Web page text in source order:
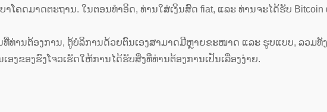
ໂຄດມາດຕະຖານ. ໃນຕອນທຳອິດ, ທ່ານໃສ່ເງິນສົດ fiat, ແລະ ທ່ານຈະໄດ້ຮັບ Bitcoin
ທ່ານຕ້ອງການ, ຕູ້ບໍລິການດ້ວຍຕົນເອງສາມາດມີຫຼາຍຂະໜາດ ແລະ ຮູບແບບ, ລວມທັ
ອງຂອງຮົງໂຈວເຮັດໃຫ້ການໄດ້ຮັບສິ່ງທີ່ທ່ານຕ້ອງການເປັນເລື່ອງງ່າຍ.